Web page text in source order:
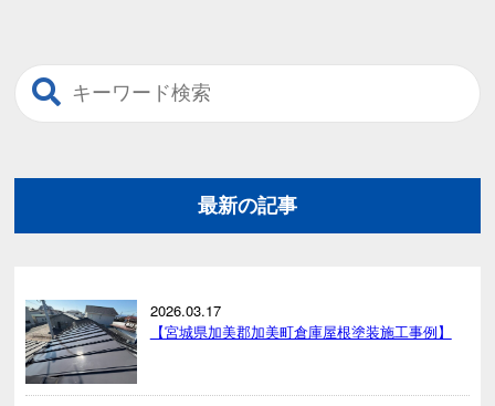
最新の記事
2026.03.17
【宮城県加美郡加美町倉庫屋根塗装施工事例】